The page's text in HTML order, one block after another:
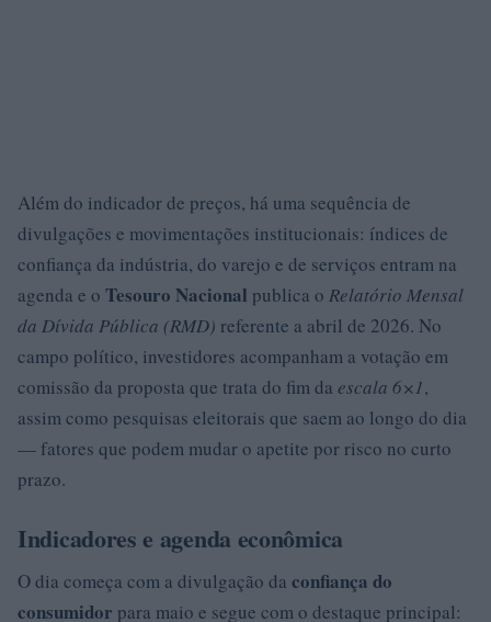
Além do indicador de preços, há uma sequência de
divulgações e movimentações institucionais: índices de
confiança da indústria, do varejo e de serviços entram na
agenda e o Tesouro Nacional publica o Relatório Mensal
da Dívida Pública (RMD) referente a abril de 2026. No
campo político, investidores acompanham a votação em
comissão da proposta que trata do fim da escala 6×1,
assim como pesquisas eleitorais que saem ao longo do dia
— fatores que podem mudar o apetite por risco no curto
prazo.
Indicadores e agenda econômica
O dia começa com a divulgação da confiança do
consumidor para maio e segue com o destaque principal: